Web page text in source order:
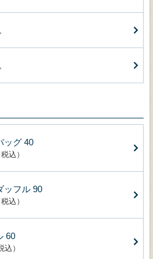
ッグ 40
込）
ッフル 90
込）
60
）